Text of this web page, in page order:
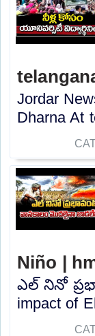
Jordar
Dharna At
Niño |
ఎల్ నినో
impact of